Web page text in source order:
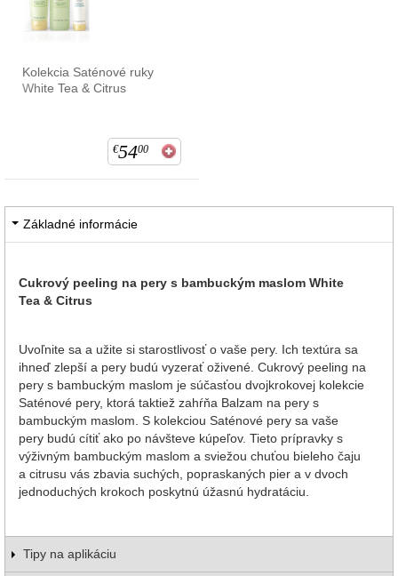
Kolekcia Saténové ruky
White Tea & Citrus
€5400
Základné informácie
Cukrový peeling na pery s bambuckým maslom White
Tea & Citrus
Uvoľnite sa a užite si starostlivosť o vaše pery. Ich textúra sa
ihneď zlepší a pery budú vyzerať oživené. Cukrový peeling na
pery s bambuckým maslom je súčasťou dvojkrokovej kolekcie
Saténové pery, ktorá taktiež zahŕňa Balzam na pery s
bambuckým maslom. S kolekciou Saténové pery sa vaše
pery budú cítiť ako po návšteve kúpeľov. Tieto prípravky s
výživným bambuckým maslom a sviežou chuťou bieleho čaju
a citrusu vás zbavia suchých, popraskaných pier a v dvoch
jednoduchých krokoch poskytnú úžasnú hydratáciu.
Tipy na aplikáciu